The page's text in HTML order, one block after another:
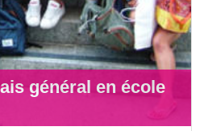
général en école